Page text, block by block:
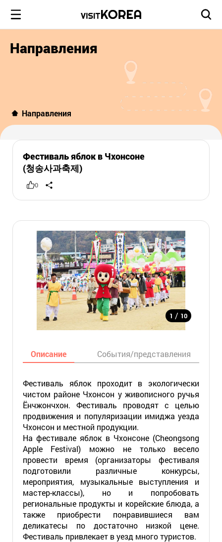
Направления
Направления
Фестиваль яблок в Чхонсоне
(청송사과축제)
0
1 / 10
Описание События/представления
Фестиваль яблок проходит в экологически
чистом районе Чхонсон у живописного ручья
Ёнчжончхон. Фестиваль проводят с целью
продвижения и популяризации имиджа уезда
Чхонсон и местной продукции.
На фестивале яблок в Чхонсоне (Cheongsong
Apple Festival) можно не только весело
провести время (организаторы фестиваля
подготовили различные конкурсы,
мероприятия, музыкальные выступления и
мастер-классы), но и попробовать
региональные продукты и корейские блюда, а
также приобрести понравившиеся вам
деликатесы по достаточно низкой цене.
Фестиваль привлекает в уезд много туристов.